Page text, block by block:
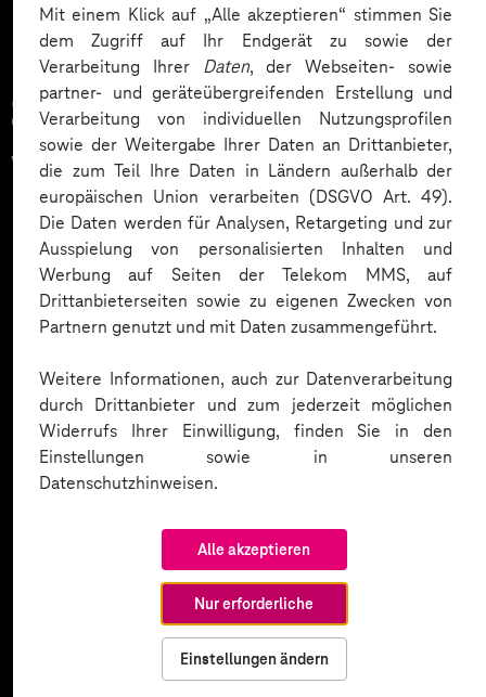
Mit einem Klick auf „Alle akzeptieren“ stimmen Sie
dem Zugriff auf Ihr Endgerät zu sowie der
Verarbeitung Ihrer Daten, der Webseiten- sowie
partner- und geräteübergreifenden Erstellung und
Verarbeitung von individuellen Nutzungsprofilen
sowie der Weitergabe Ihrer Daten an Drittanbieter,
die zum Teil Ihre Daten in Ländern außerhalb der
europäischen Union verarbeiten (DSGVO Art. 49).
Die Daten werden für Analysen, Retargeting und zur
Ausspielung von personalisierten Inhalten und
Werbung auf Seiten der Telekom MMS, auf
Drittanbieterseiten sowie zu eigenen Zwecken von
Partnern genutzt und mit Daten zusammengeführt.
Weitere Informationen, auch zur Datenverarbeitung
durch Drittanbieter und zum jederzeit möglichen
Widerrufs Ihrer Einwilligung, finden Sie in den
Einstellungen sowie in unseren
Datenschutzhinweisen.
Alle akzeptieren
Nur erforderliche
Einstellungen ändern
Zahlreiche Unternehmen
vertrauen auf unsere
Expertise. Hier eine Auswahl: